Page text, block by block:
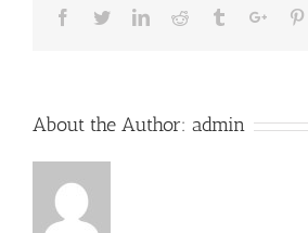
Facebook
TwitterLinkedinReddit Tumblr
About the Author: admin